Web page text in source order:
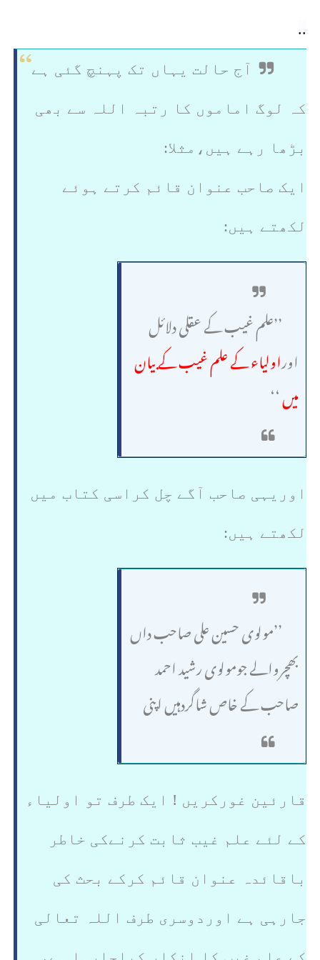
..
آج حالت یہاں تک پہنچ گئی ہے
کہ لوگ اماموں‌ کا رتبہ اللہ سے بھی
بڑھا رہے ہیں،مثلا:
ایک صاحب عنوان قائم کرتے ہوئے
لکھتے ہیں:
’’علم غیب کے عقلی دلائل
اوراولیاء کے علم غیب کے بیان
میں‘‘
پبلشردھلی سن اشاعت 2003ء)
اوریہی صاحب آگے چل کراسی کتاب میں
لکھتے ہیں:
’’مولوی حسین علی صاحب داں
بھچروالے جومولوی رشید احمد
صاحب کے خاص شاگردہیں اپنی
کتاب بلغۃ الحیران میں زیرآیت
مُبِينٍ لکھتے ہیں کہ خدا کو ہر وقت
مخلوقات کے اعمال کاعلم نہیں
ہوتا بلکہ بندے جب اعمال کرلیتے
ہیں تب علم ہوتاہےاب توعلم
قارئین غورکریں ! ایک طرف تو اولیاء
کے لئے علم غیب ثابت کرنےکی خاطر
باقائدہ عنوان قائم کرکے بحث کی
جارہی ہے اوردوسری طرف اللہ تعالی